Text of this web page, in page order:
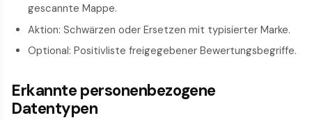
gescannte Mappe.
Aktion: Schwärzen oder Ersetzen mit typisierter Marke.
Optional: Positivliste freigegebener Bewertungs­begriffe.
Erkannte personenbezogene
Datentypen